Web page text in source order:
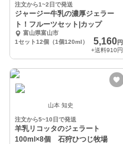
注文から1~2日で発送
ジャージー牛乳の濃厚ジェラー
ト！フルーツセット|カップ
富山県富山市
1セット12個（1個120ml）
5,160円
+送料910円
山本 知史
注文から5~10日で発送
羊乳リコッタのジェラート
100ml×8個 石狩ひつじ牧場